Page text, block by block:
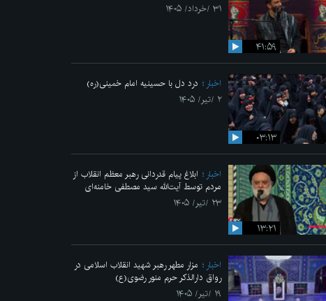
۴۱:۵۹
۳۱ /خرداد/ ۱۴۰۵
۰۳:۱۳
اخبار
درد دل با حسینیه امام خمینی(ره)
۲ /تیر/ ۱۴۰۵
۱۳:۲۱
اخبار
ابلاغ پیام قدردانی رهبر معظم انقلاب از
مردم توسط آیت‌الله سید مصطفی خامنه‌ای
۲۳ /تیر/ ۱۴۰۵
اخبار
مزار مطهر رهبر شهید انقلاب اسلامی در
رواق دارالذکر حرم منور رضوی(ع)
۱۹ /تیر/ ۱۴۰۵